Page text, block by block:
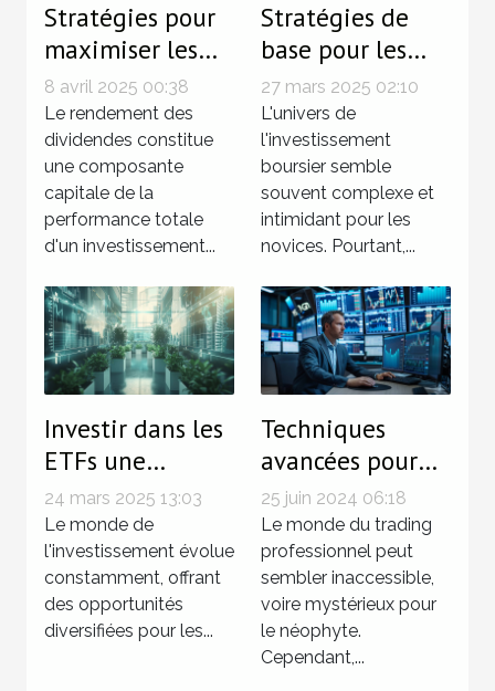
Stratégies pour
maximiser les
retours sur
investissement
via les
dividendes
8 avril 2025 00:38
Le rendement des
dividendes constitue
une composante
capitale de la
performance totale
d'un investissement...
Stratégies de
base pour les
débutants en
investissement
boursier
27 mars 2025 02:10
L'univers de
l'investissement
boursier semble
souvent complexe et
intimidant pour les
novices. Pourtant,...
Investir dans les
ETFs une
approche
diversifiée pour
le portefeuille
moderne
24 mars 2025 13:03
Le monde de
l'investissement évolue
constamment, offrant
des opportunités
diversifiées pour les...
Techniques
avancées pour
devenir un
trader
professionnel
25 juin 2024 06:18
Le monde du trading
professionnel peut
sembler inaccessible,
voire mystérieux pour
le néophyte.
Cependant,...